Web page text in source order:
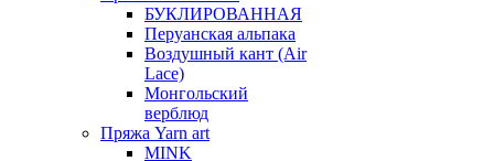
БУКЛИРОВАННАЯ
Перуанская альпака
Воздушный кант (Air
Lace)
Монгольский
верблюд
Пряжа Yarn art
MINK